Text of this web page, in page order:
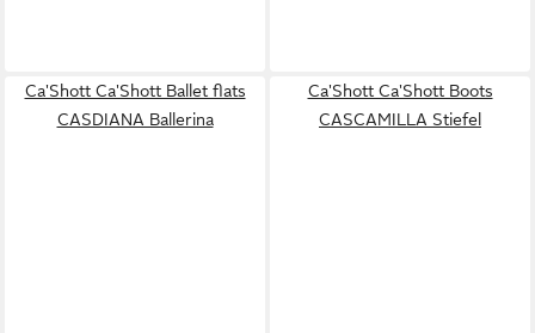
Ca'Shott Ca'Shott Ballet flats
CASDIANA Ballerina
Ca'Shott Ca'Shott Boots
CASCAMILLA Stiefel